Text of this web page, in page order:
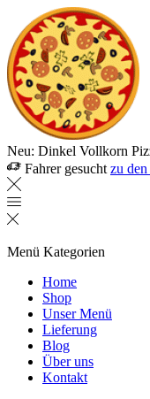
Neu: Dinkel Vollkorn
Fahrer gesucht zu den
Menü Kategorien
Home
Shop
Unser Menü
Lieferung
Blog
Über uns
Kontakt